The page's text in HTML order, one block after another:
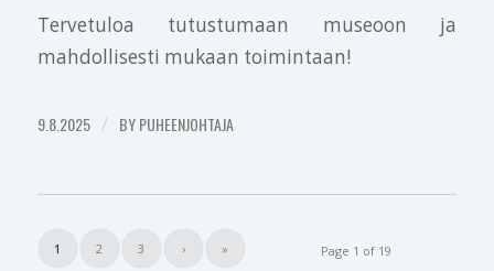
Tervetuloa tutustumaan museoon ja
mahdollisesti mukaan toimintaan!
9.8.2025 / BYPUHEENJOHTAJA
Page 1 of 19
1 2 3 › »